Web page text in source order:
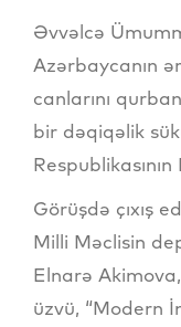
Əvvəlcə
Azərbaycanın
canlarını
bir dəqiqəlik
Görüşdə çıxış
Milli Məclisin
Elnarə
üzvü, “Modern